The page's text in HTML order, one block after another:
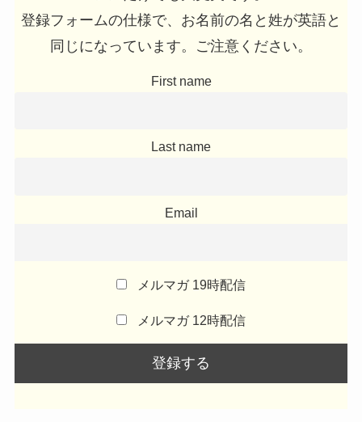
登録フォームの仕様で、お名前の名と姓が英語と
同じになっています。ご注意ください。
First name
Last name
Email
メルマガ 19時配信
メルマガ 12時配信